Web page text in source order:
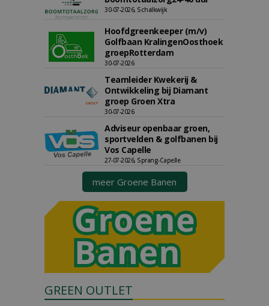
30-07-2026, Schalkwijk
Hoofdgreenkeeper (m/v)
Golfbaan KralingenOosthoek
groepRotterdam
30-07-2026
Teamleider Kwekerij &
Ontwikkeling bij Diamant
groep Groen Xtra
30-07-2026
Adviseur openbaar groen,
sportvelden & golfbanen bij
Vos Capelle
27-07-2026, Sprang-Capelle
meer Groene Banen
GREEN OUTLET